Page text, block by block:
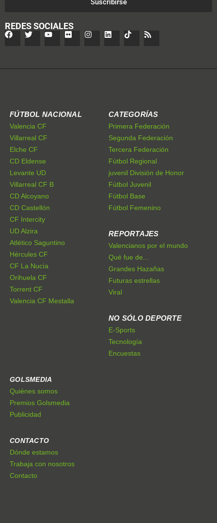
Suscribirse
REDES SOCIALES
FÚTBOL NACIONAL
Valencia CF
Villarreal CF
Elche CF
CD Eldense
Levante UD
Villarreal CF B
CD Alcoyano
CD Castellón
CF Intercity
UD Alzira
Atlético Saguntino
Hércules CF
CF La Nucía
Orihuela CF
Torrent CF
Valencia CF Mestalla
CATEGORÍAS
Primera Federación
Segunda Federación
Tercera Federación
Fútbol Regional
juvenil División de Honor
Fútbol Juvenil
Fútbol Base
Fútbol Femenino
REPORTAJES
Valencianos por el mundo
Qué fue de...
Grandes Hazañas
Futuras estrellas
Viral
NO SÓLO DEPORTE
E-Sports
Tecnología
Encuestas
GOLSMEDIA
Quiénes somos
Premios Golsmedia
Publicidad
CONTACTO
Dónde estamos
Trabaja con nosotros
Contacto